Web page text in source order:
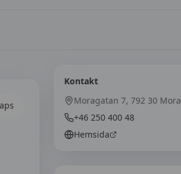
Kontakt
Moragatan 7, 792 30 Mora
+46 250 400 48
Hemsida